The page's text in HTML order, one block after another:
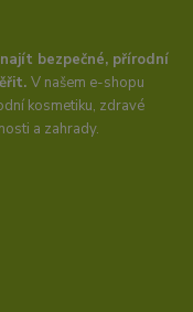
bezpečné, přírodní
V našem e-shopu
kosmetiku, zdravé
a zahrady.